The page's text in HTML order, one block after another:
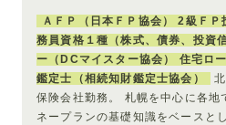
ＡＦＰ（日本ＦＰ協会） 2級Ｆ
務員資格１種（株式、債券、投資
ー（DCマイスター協会） 住宅ロ
鑑定士（相続知財鑑定士協会）
保険会社勤務。 札幌を中心に各地
ネープランの基礎知識をベースと